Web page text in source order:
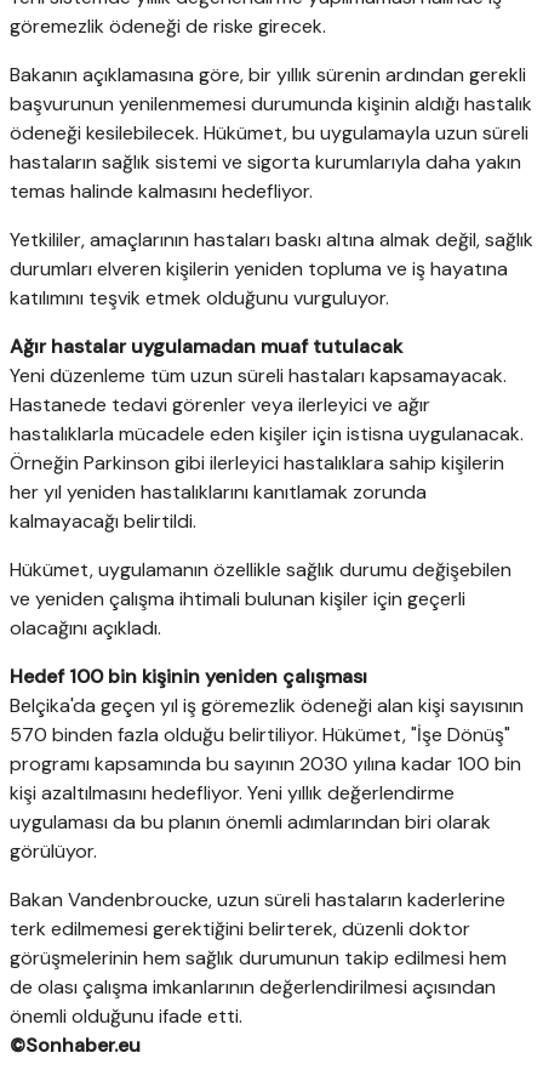
göremezlik ödeneği de riske girecek.
Bakanın açıklamasına göre, bir yıllık sürenin ardından gerekli
başvurunun yenilenmemesi durumunda kişinin aldığı hastalık
ödeneği kesilebilecek. Hükümet, bu uygulamayla uzun süreli
hastaların sağlık sistemi ve sigorta kurumlarıyla daha yakın
temas halinde kalmasını hedefliyor.
Yetkililer, amaçlarının hastaları baskı altına almak değil, sağlık
durumları elveren kişilerin yeniden topluma ve iş hayatına
katılımını teşvik etmek olduğunu vurguluyor.
Ağır hastalar uygulamadan muaf tutulacak
Yeni düzenleme tüm uzun süreli hastaları kapsamayacak.
Hastanede tedavi görenler veya ilerleyici ve ağır
hastalıklarla mücadele eden kişiler için istisna uygulanacak.
Örneğin Parkinson gibi ilerleyici hastalıklara sahip kişilerin
her yıl yeniden hastalıklarını kanıtlamak zorunda
kalmayacağı belirtildi.
Hükümet, uygulamanın özellikle sağlık durumu değişebilen
ve yeniden çalışma ihtimali bulunan kişiler için geçerli
olacağını açıkladı.
Hedef 100 bin kişinin yeniden çalışması
Belçika'da geçen yıl iş göremezlik ödeneği alan kişi sayısının
570 binden fazla olduğu belirtiliyor. Hükümet, "İşe Dönüş"
programı kapsamında bu sayının 2030 yılına kadar 100 bin
kişi azaltılmasını hedefliyor. Yeni yıllık değerlendirme
uygulaması da bu planın önemli adımlarından biri olarak
görülüyor.
Bakan Vandenbroucke, uzun süreli hastaların kaderlerine
terk edilmemesi gerektiğini belirterek, düzenli doktor
görüşmelerinin hem sağlık durumunun takip edilmesi hem
de olası çalışma imkanlarının değerlendirilmesi açısından
önemli olduğunu ifade etti.
©Sonhaber.eu